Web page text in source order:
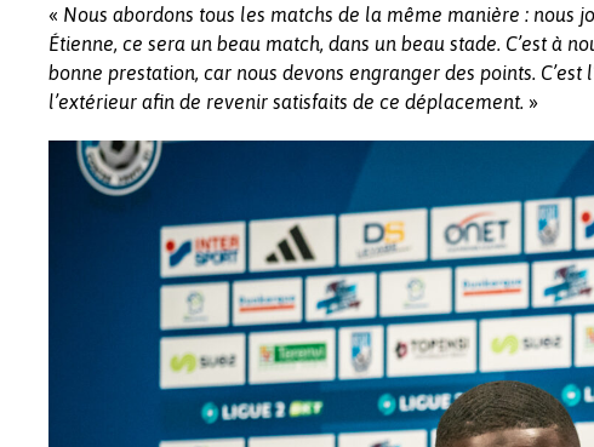
« Nous abordons tous les matchs de la même manière : nous
Étienne, ce sera un beau match, dans un beau stade. C’est à
bonne prestation, car nous devons engranger des points.
l’extérieur afin de revenir satisfaits de ce déplacement. »